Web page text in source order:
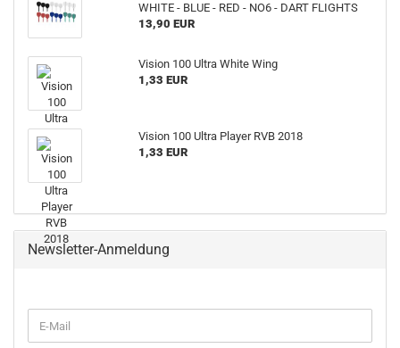
WHITE - BLUE - RED - NO6 - DART FLIGHTS
13,90 EUR
Vision 100 Ultra White Wing
1,33 EUR
Vision 100 Ultra Player RVB 2018
1,33 EUR
Newsletter-Anmeldung
ZUR
E-
Mail